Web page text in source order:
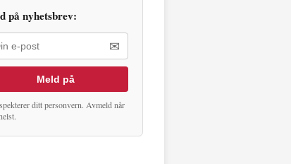
på nyhetsbrev:
✉
Meld på
ditt personvern. Avmeld når